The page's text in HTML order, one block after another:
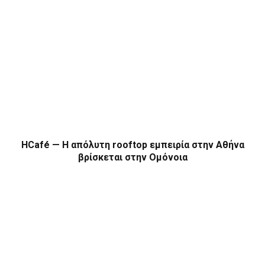
HCafé — Η απόλυτη rooftop εμπειρία στην Αθήνα
βρίσκεται στην Ομόνοια